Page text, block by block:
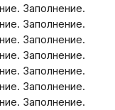
Заполнение.
Заполнение.
Заполнение.
Заполнение.
Заполнение.
Заполнение.
Заполнение.